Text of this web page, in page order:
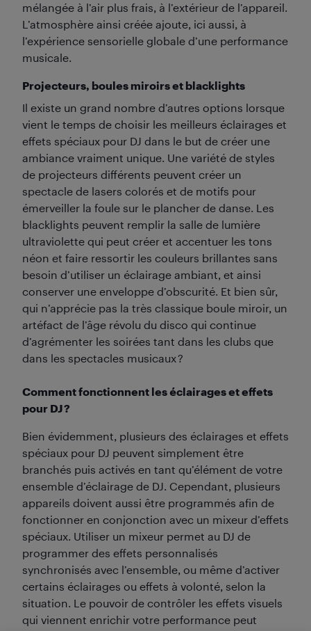
mélangée à l’air plus frais, à l’extérieur de l’appareil.
L’atmosphère ainsi créée ajoute, ici aussi, à
l’expérience sensorielle globale d’une performance
musicale.
Projecteurs, boules miroirs et blacklights
Il existe un grand nombre d’autres options lorsque
vient le temps de choisir les meilleurs éclairages et
effets spéciaux pour DJ dans le but de créer une
ambiance vraiment unique. Une variété de styles
de projecteurs différents peuvent créer un
spectacle de lasers colorés et de motifs pour
émerveiller la foule sur le plancher de danse. Les
blacklights peuvent remplir la salle de lumière
ultraviolette qui peut créer et accentuer les tons
néon et faire ressortir les couleurs brillantes sans
besoin d’utiliser un éclairage ambiant, et ainsi
conserver une enveloppe d’obscurité. Et bien sûr,
qui n’apprécie pas la très classique boule miroir, un
artéfact de l’âge révolu du disco qui continue
d’agrémenter les soirées tant dans les clubs que
dans les spectacles musicaux ?
Comment fonctionnent les éclairages et effets
pour DJ ?
Bien évidemment, plusieurs des éclairages et effets
spéciaux pour DJ peuvent simplement être
branchés puis activés en tant qu’élément de votre
ensemble d’éclairage de DJ. Cependant, plusieurs
appareils doivent aussi être programmés afin de
fonctionner en conjonction avec un mixeur d’effets
spéciaux. Utiliser un mixeur permet au DJ de
programmer des effets personnalisés
synchronisés avec l’ensemble, ou même d’activer
certains éclairages ou effets à volonté, selon la
situation. Le pouvoir de contrôler les effets visuels
qui viennent enrichir votre performance peut